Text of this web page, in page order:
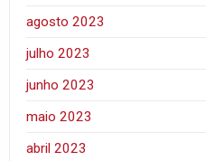
agosto 2023
julho 2023
junho 2023
maio 2023
abril 2023